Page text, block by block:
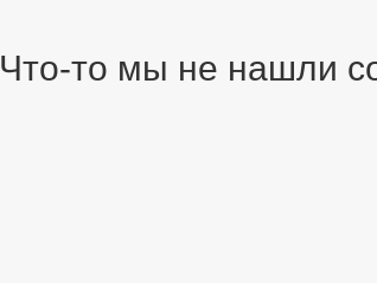
Что-то мы не нашли